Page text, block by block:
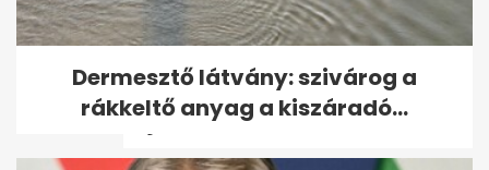
ÉLŐ: Törvényt módosít a
kormány - kormányzati
tájékoztató...
Dermesztő látvány: szivárog a
rákkeltő anyag a kiszáradó...